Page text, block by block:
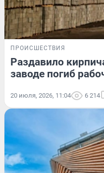
ПРОИСШЕСТВИЯ
Раздавило
заводе погиб
20 июля, 2026, 11:04 6 214